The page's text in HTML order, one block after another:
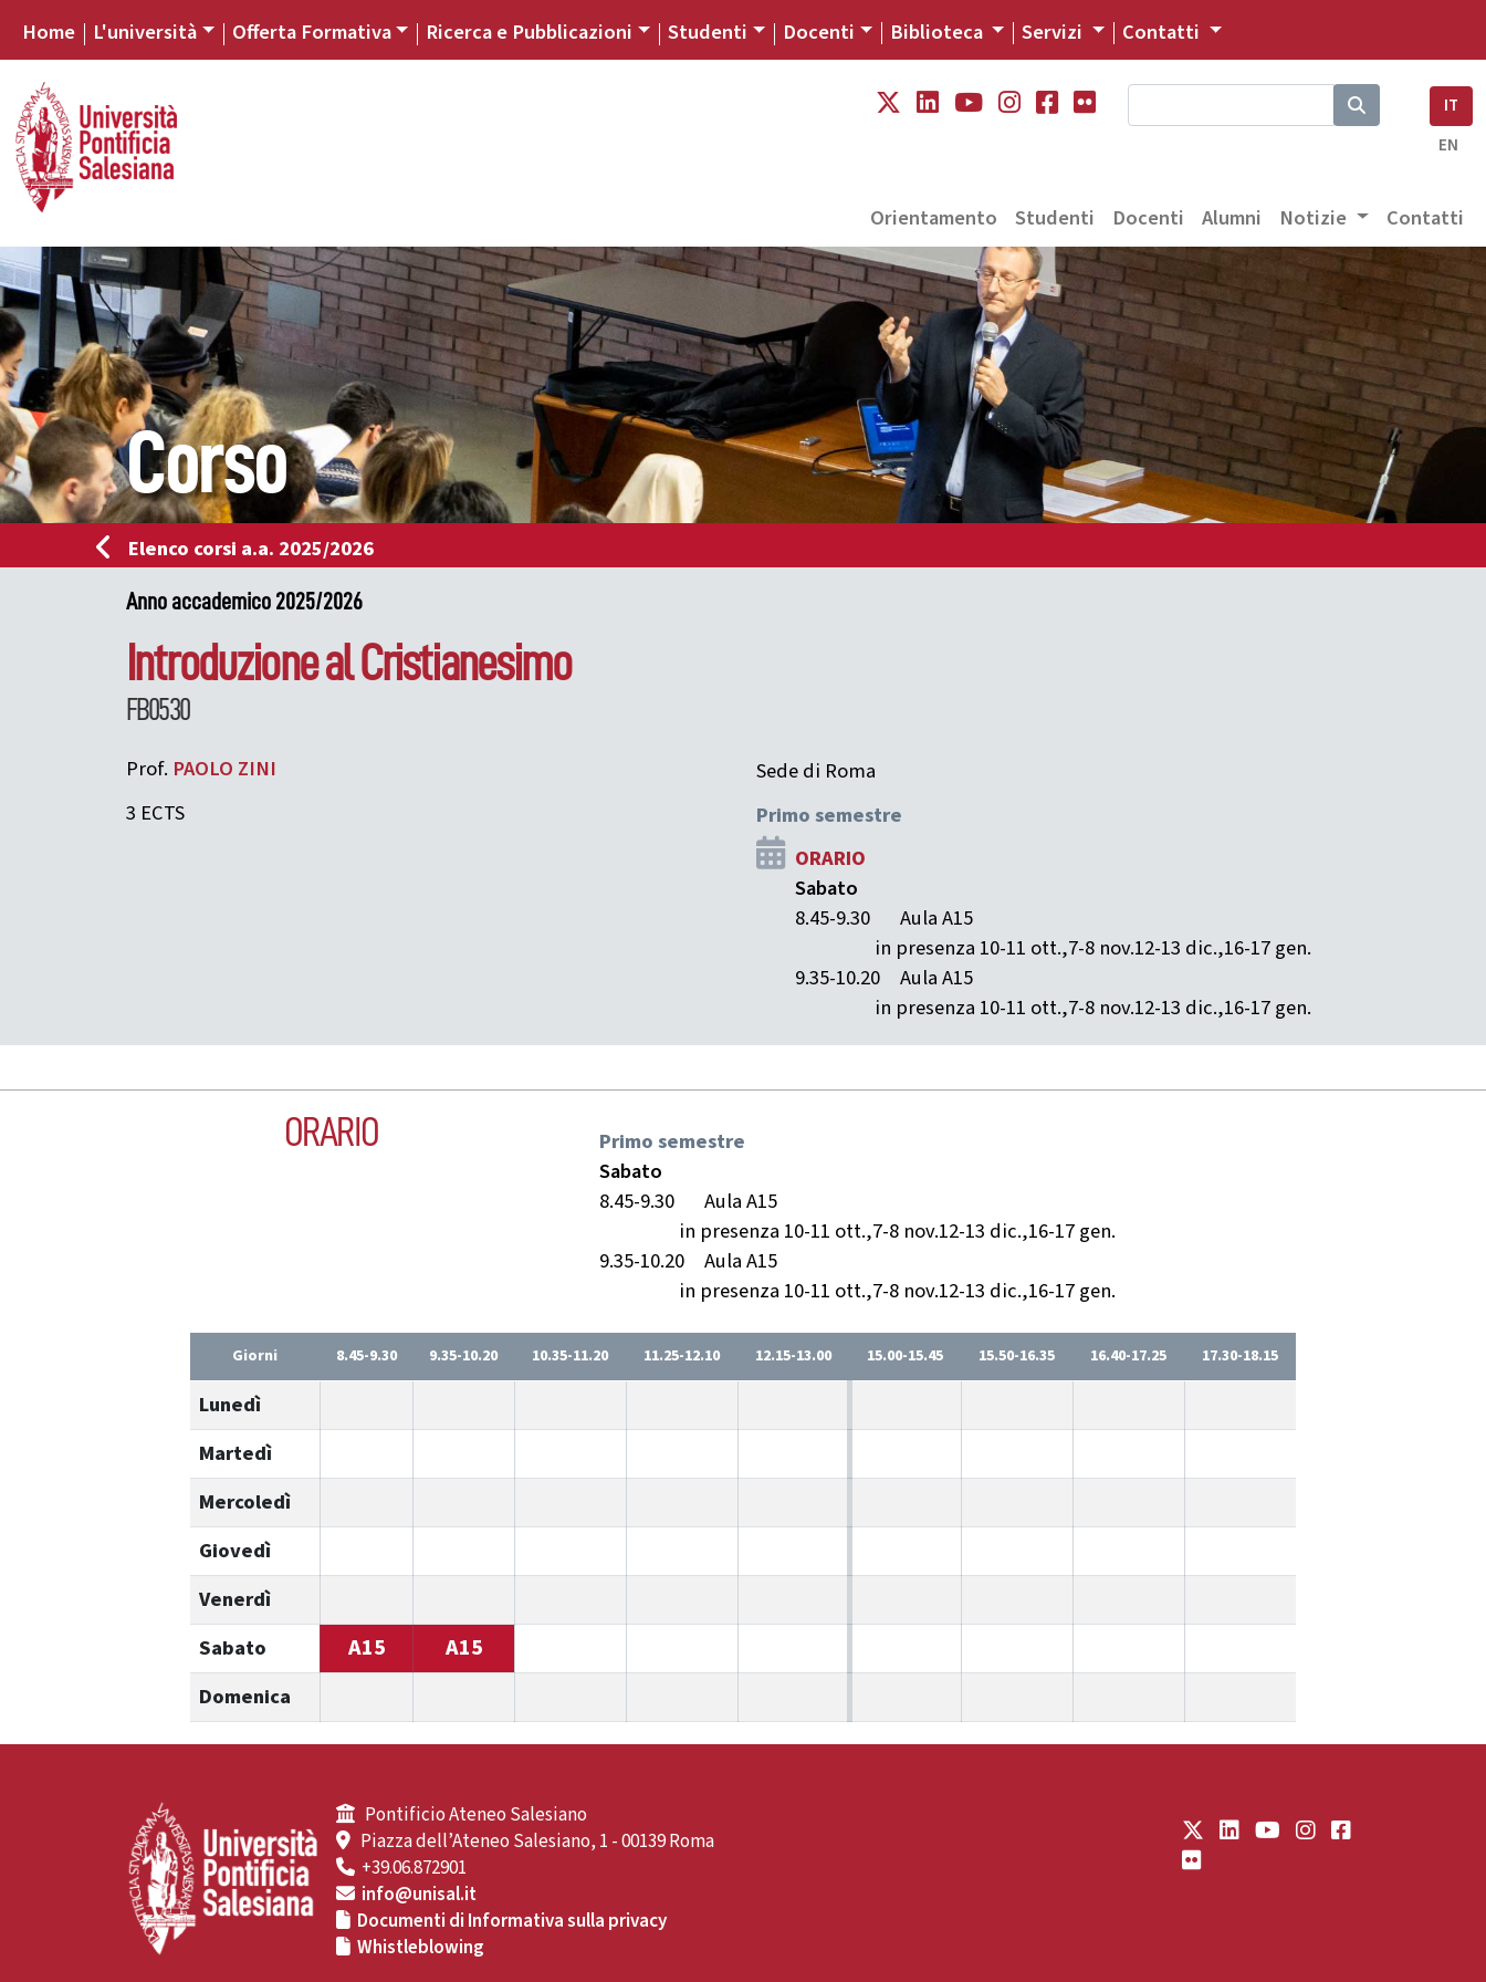
Home L'università Offerta Formativa Ricerca e Pubblicazioni Studenti Docenti Biblioteca Servizi Contatti
IT
EN
Orientamento Studenti Docenti Alumni Notizie Contatti
Corso
Elenco corsi a.a. 2025/2026
Anno accademico 2025/2026
Introduzione al Cristianesimo
FB0530
Prof. PAOLO ZINI
3 ECTS
Sede di Roma
Primo semestre
ORARIO
Sabato
8.45-9.30
Aula A15
in presenza 10-11 ott.,7-8 nov.12-13 dic.,16-17 gen.
9.35-10.20
Aula A15
in presenza 10-11 ott.,7-8 nov.12-13 dic.,16-17 gen.
ORARIO
Primo semestre
Sabato
8.45-9.30
Aula A15
in presenza 10-11 ott.,7-8 nov.12-13 dic.,16-17 gen.
9.35-10.20
Aula A15
in presenza 10-11 ott.,7-8 nov.12-13 dic.,16-17 gen.
Giorni 8.45-9.30 9.35-10.20 10.35-11.20 11.25-12.10 12.15-13.00 15.00-15.45 15.50-16.35 16.40-17.25 17.30-18.15
Lunedì
Martedì
Mercoledì
Giovedì
Venerdì
Sabato
A15 A15
Domenica
Pontificio Ateneo Salesiano
Piazza dell’Ateneo Salesiano, 1 - 00139 Roma
+39.06.872901
info@unisal.it
Documenti di Informativa sulla privacy
Whistleblowing